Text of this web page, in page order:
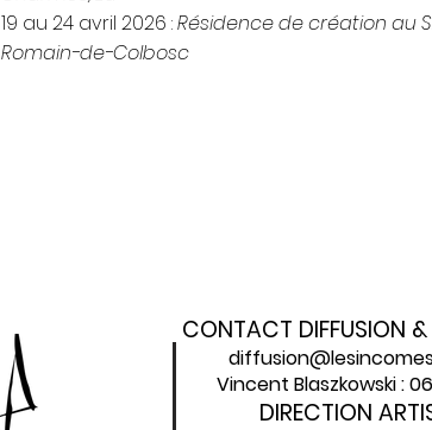
19 au 24 avril 2026 :Résidence de création au
Romain-de-Colbosc
CONTACT DIFFUSION
Vincent Blaszkowski :
DIRECTION